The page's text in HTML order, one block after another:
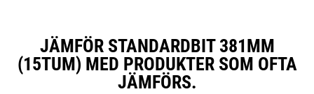
JÄMFÖR STANDARDBIT 381MM
(15TUM) MED PRODUKTER SOM OFTA
JÄMFÖRS.